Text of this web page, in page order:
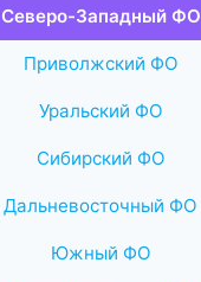
Северо-Западный ФО
Приволжский ФО
Уральский ФО
Сибирский ФО
Дальневосточный ФО
Южный ФО